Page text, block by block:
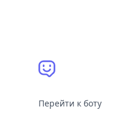
Перейти к боту